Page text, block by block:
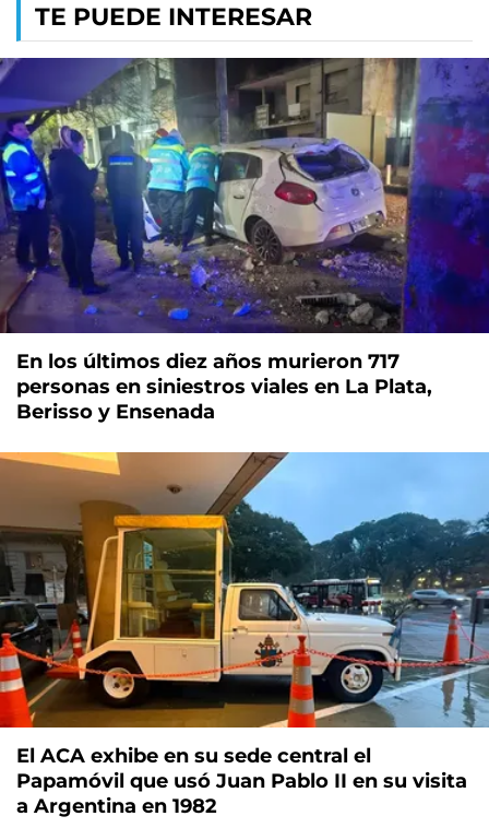
TE PUEDE INTERESAR
En los últimos diez años murieron 717
personas en siniestros viales en La Plata,
Berisso y Ensenada
El ACA exhibe en su sede central el
Papamóvil que usó Juan Pablo II en su visita
a Argentina en 1982